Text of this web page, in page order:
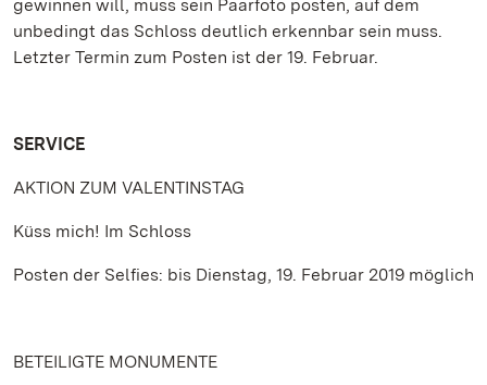
gewinnen will, muss sein Paarfoto posten, auf dem
unbedingt das Schloss deutlich erkennbar sein muss.
Letzter Termin zum Posten ist der 19. Februar.
SERVICE
AKTION ZUM VALENTINSTAG
Küss mich! Im Schloss
Posten der Selfies: bis Dienstag, 19. Februar 2019 möglich
BETEILIGTE MONUMENTE